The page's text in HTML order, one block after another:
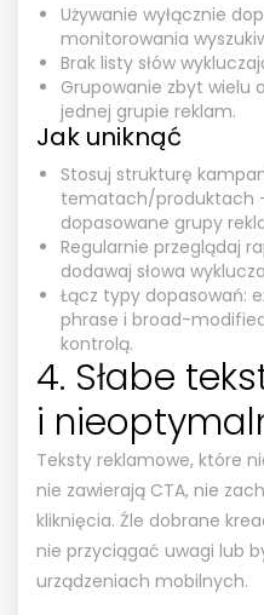
Używanie wyłącznie
monitorowania
Brak listy słów
Grupowanie zbyt wielu
jednej grupie reklam.
Jak uniknąć
Stosuj strukturę
tematach/produktach
dopasowane grupy
Regularnie przeglądaj
dodawaj słowa
Łącz typy dopasowań:
phrase i broad-
kontrolą.
4. Słabe
i
Teksty reklamowe, które
nie zawierają CTA, nie
kliknięcia. Źle dobrane
nie przyciągać uwagi lub
urządzeniach mobilnych.